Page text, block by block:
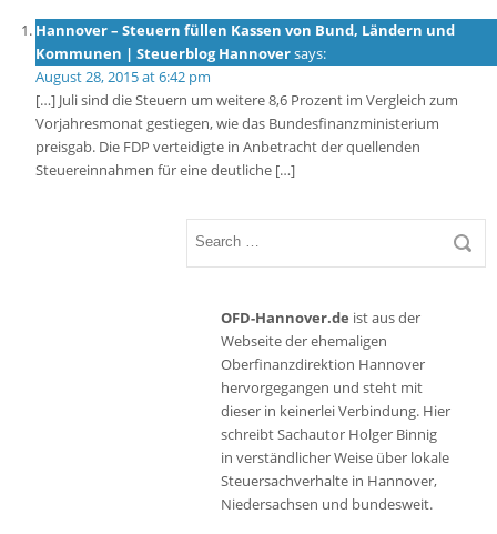
Hannover – Steuern füllen Kassen von Bund, Ländern und
Kommunen | Steuerblog Hannoversays:
August 28, 2015 at 6:42 pm
[…] Juli sind die Steuern um weitere 8,6 Prozent im Vergleich zum
Vorjahresmonat gestiegen, wie das Bundesfinanzministerium
preisgab. Die FDP verteidigte in Anbetracht der quellenden
Steuereinnahmen für eine deutliche […]
OFD-Hannover.de ist aus der
Webseite der ehemaligen
Oberfinanzdirektion Hannover
hervorgegangen und steht mit
dieser in keinerlei Verbindung. Hier
schreibt Sachautor Holger Binnig
in verständlicher Weise über lokale
Steuersachverhalte in Hannover,
Niedersachsen und bundesweit.